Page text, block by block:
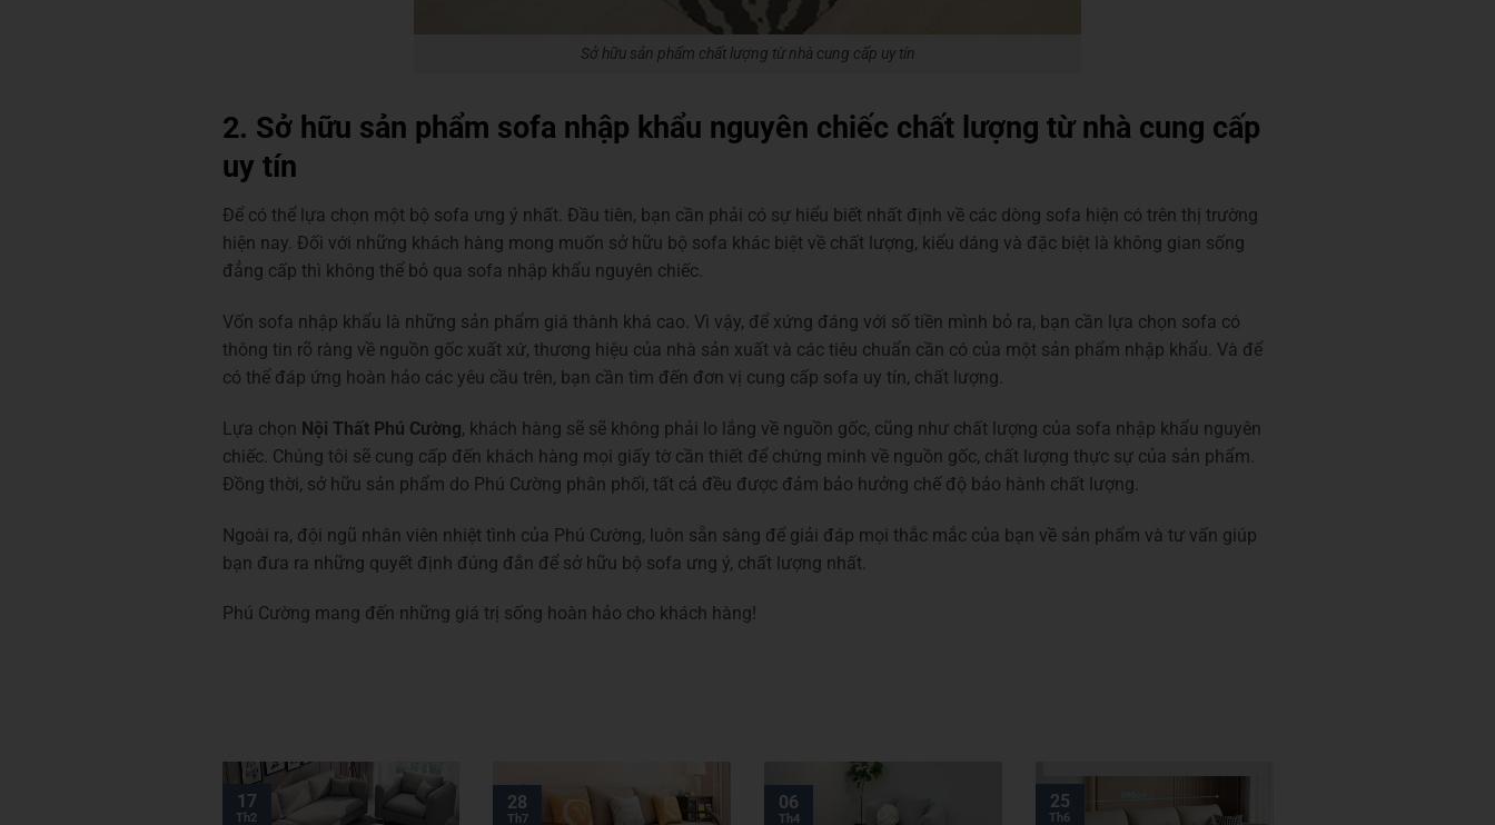
Sở hữu sản phẩm chất lượng từ nhà cung cấp uy tín
2. Sở hữu sản phẩm sofa nhập khẩu nguyên chiếc chất lượng từ nhà cung cấp
uy tín
Để có thể lựa chọn một bộ sofa ưng ý nhất. Đầu tiên, bạn cần phải có sự hiểu biết nhất định về các dòng sofa hiện có trên thị trường
hiện nay. Đối với những khách hàng mong muốn sở hữu bộ sofa khác biệt về chất lượng, kiểu dáng và đặc biệt là không gian sống
đẳng cấp thì không thể bỏ qua sofa nhập khẩu nguyên chiếc.
Vốn sofa nhập khẩu là những sản phẩm giá thành khá cao. Vì vậy, để xứng đáng với số tiền mình bỏ ra, bạn cần lựa chọn sofa có
thông tin rõ ràng về nguồn gốc xuất xứ, thương hiệu của nhà sản xuất và các tiêu chuẩn cần có của một sản phẩm nhập khẩu. Và để
có thể đáp ứng hoàn hảo các yêu cầu trên, bạn cần tìm đến đơn vị cung cấp sofa uy tín, chất lượng.
Lựa chọn Nội Thất Phú Cường, khách hàng sẽ sẽ không phải lo lắng về nguồn gốc, cũng như chất lượng của sofa nhập khẩu nguyên
chiếc. Chúng tôi sẽ cung cấp đến khách hàng mọi giấy tờ cần thiết để chứng minh về nguồn gốc, chất lượng thực sự của sản phẩm.
Đồng thời, sở hữu sản phẩm do Phú Cường phân phối, tất cả đều được đảm bảo hưởng chế độ bảo hành chất lượng.
Ngoài ra, đội ngũ nhân viên nhiệt tình của Phú Cường, luôn sẵn sàng để giải đáp mọi thắc mắc của bạn về sản phẩm và tư vấn giúp
bạn đưa ra những quyết định đúng đắn để sở hữu bộ sofa ưng ý, chất lượng nhất.
Phú Cường mang đến những giá trị sống hoàn hảo cho khách hàng!
17
Th2
28
Th7
06
Th4
25
Th6